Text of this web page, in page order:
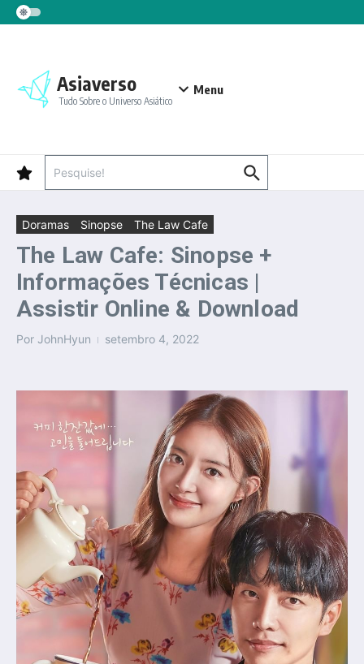
Ir para o conteúdo
Asiaverso
Tudo Sobre o Universo Asiático
Menu
Doramas Sinopse The Law Cafe
The Law Cafe: Sinopse +
Informações Técnicas |
Assistir Online & Download
Por JohnHyun setembro 4, 2022